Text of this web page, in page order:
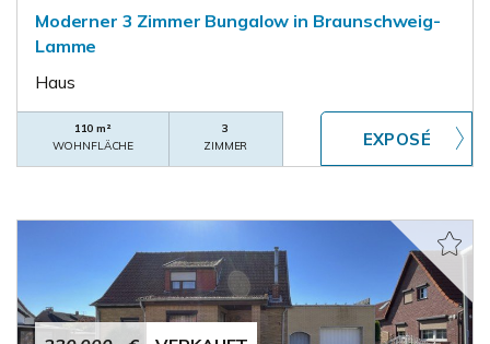
Moderner 3 Zimmer Bungalow in Braunschweig-
Lamme
Haus
110 m²
WOHNFLÄCHE
3
ZIMMER